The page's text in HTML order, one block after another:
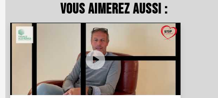
Vous aimerez aussi :